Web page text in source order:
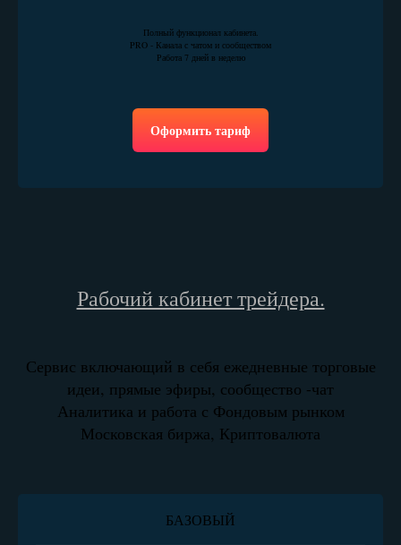
Полный функционал кабинета.
PRO - Канала с чатом и сообществом
Работа 7 дней в неделю
Оформить тариф
Рабочий кабинет трейдера.
Сервис включающий в себя ежедневные торговые
идеи, прямые эфиры, сообщество -чат
Аналитика и работа с Фондовым рынком
Московская биржа, Криптовалюта
БАЗОВЫЙ